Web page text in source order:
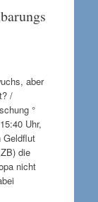
aber
/
°
Uhr,
Geldflut
die
nicht